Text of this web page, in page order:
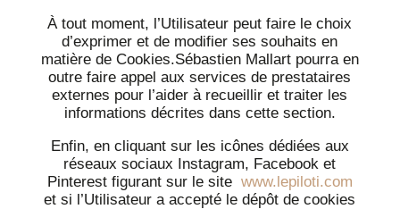
À tout moment, l’Utilisateur peut faire le choix
d’exprimer et de modifier ses souhaits en
matière de Cookies.Sébastien Mallart pourra en
outre faire appel aux services de prestataires
externes pour l’aider à recueillir et traiter les
informations décrites dans cette section.
Enfin, en cliquant sur les icônes dédiées aux
réseaux sociaux Instagram, Facebook et
Pinterest figurant sur le site www.lepiloti.com
et si l’Utilisateur a accepté le dépôt de cookies